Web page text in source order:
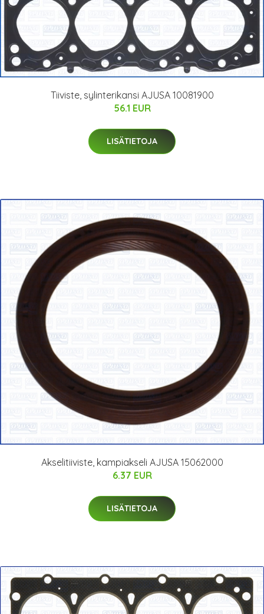
Tiiviste, sylinterikansi AJUSA 10081900
56.1 EUR
LISÄTIETOJA
Akselitiiviste, kampiakseli AJUSA 15062000
6.37 EUR
LISÄTIETOJA